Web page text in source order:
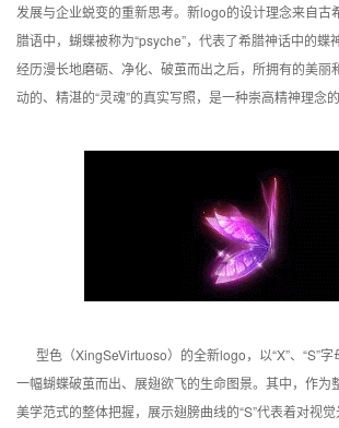
发展与企业蜕变的重新思考。新logo的设计理念来自古
腊语中，蝴蝶被称为“psyche”，代表了希腊神话中的
经历漫长地磨砺、净化、破茧而出之后，所拥有的美丽
动的、精湛的“灵魂”的真实写照，是一种崇高精神理念的
型色（XingSeVirtuoso）的全新logo，以“X”、“S”字
一幅蝴蝶破茧而出、展翅欲飞的生命图景。其中，作为
美学范式的整体把握，展示翅膀曲线的“S”代表着对视